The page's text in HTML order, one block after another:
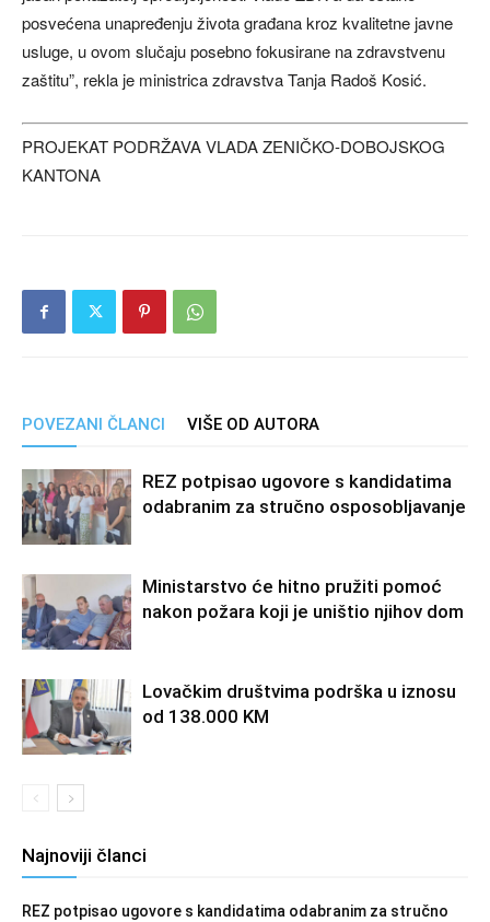
posvećena unapređenju života građana kroz kvalitetne javne
usluge, u ovom slučaju posebno fokusirane na zdravstvenu
zaštitu”, rekla je ministrica zdravstva Tanja Radoš Kosić.
PROJEKAT PODRŽAVA VLADA ZENIČKO-DOBOJSKOG
KANTONA
POVEZANI ČLANCI VIŠE OD AUTORA
REZ potpisao ugovore s kandidatima
odabranim za stručno osposobljavanje
Ministarstvo će hitno pružiti pomoć
nakon požara koji je uništio njihov dom
Lovačkim društvima podrška u iznosu
od 138.000 KM
Najnoviji članci
REZ potpisao ugovore s kandidatima odabranim za stručno